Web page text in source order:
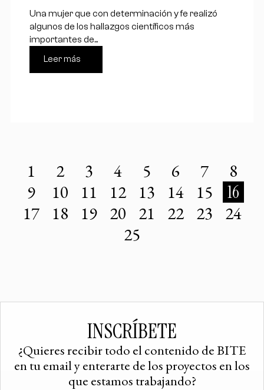
Una mujer que con determinación y fe realizó
algunos de los hallazgos científicos más
importantes de...
Leer más
1 2 3 4 5 6 7
8
9
10 11 12 13 14 15
16
17
18 19 20 21 22 23
24
25
INSCRÍBETE
¿Quieres recibir todo el contenido de BITE
en tu email y enterarte de los proyectos en los
que estamos trabajando?